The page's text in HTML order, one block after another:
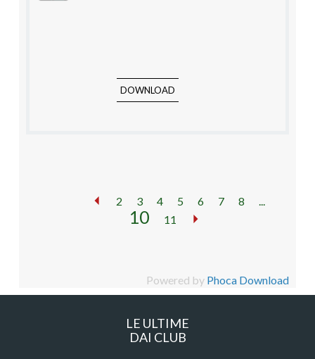
DOWNLOAD
2 3 4 5 6 7 8 ...
10 11
Powered by Phoca Download
LE ULTIME
DAI CLUB